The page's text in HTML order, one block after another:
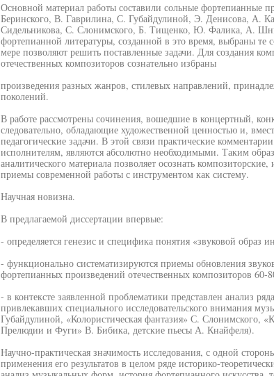
Основной материал работы составили сольные фортепианные
Беринского, В. Гаврилина, С. Губайдулиной, Э. Денисова, А.
Сидельникова, С. Слонимского, Б. Тищенко, Ю. Фалика, А.
фортепианной литературы, созданной в это время, выбраны те
мере позволяют решить поставленные задачи. Для создания
отечественных композиторов сознательно избраны
произведения разных жанров, стилевых направлений,
поколений.
В работе рассмотрены сочинения, вошедшие в концертный,
следовательно, обладающие художественной ценностью и,
педагогические задачи. В этой связи практические
исполнителям, являются абсолютно необходимыми. Таким
аналитического материала позволяет осознать
приемы современной работы с инструментом как систему.
Научная новизна.
В предлагаемой диссертации впервые:
- определяется генезис и специфика понятия «звуковой образ
- функционально систематизируются приемы обновления
фортепианных произведений отечественных композиторов 60-
- в контексте заявленной проблематики представлен анализ
привлекавших специального исследовательского внимания
Губайдулиной, «Колористическая фантазия» С. Слонимского,
Прелюдии и Фуги» В. Бибика, детские пьесы А. Кнайфеля).
Научно-практическая значимость исследования, с одной
применения его результатов в целом ряде историко-